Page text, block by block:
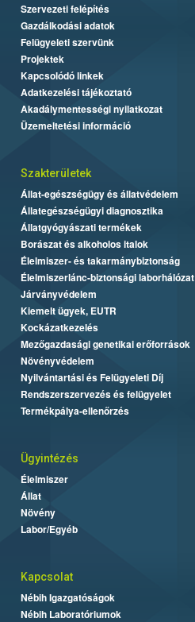
Szervezeti felépítés
Gazdálkodási adatok
Felügyeleti szervünk
Projektek
Kapcsolódó linkek
Adatkezelési tájékoztató
Akadálymentességi nyilatkozat
Üzemeltetési információ
Szakterületek
Állat-egészségügy és állatvédelem
Állategészségügyi diagnosztika
Állatgyógyászati termékek
Borászat és alkoholos italok
Élelmiszer- és takarmánybiztonság
Élelmiszerlánc-biztonsági laborhálózat
Járványvédelem
Kiemelt ügyek, EUTR
Kockázatkezelés
Mezőgazdasági genetikai erőforrások
Növényvédelem
Nyilvántartási és Felügyeleti Díj
Rendszerszervezés és felügyelet
Termékpálya-ellenőrzés
Ügyintézés
Élelmiszer
Állat
Növény
Labor/Egyéb
Kapcsolat
Nébih Igazgatóságok
Nébih Laboratóriumok